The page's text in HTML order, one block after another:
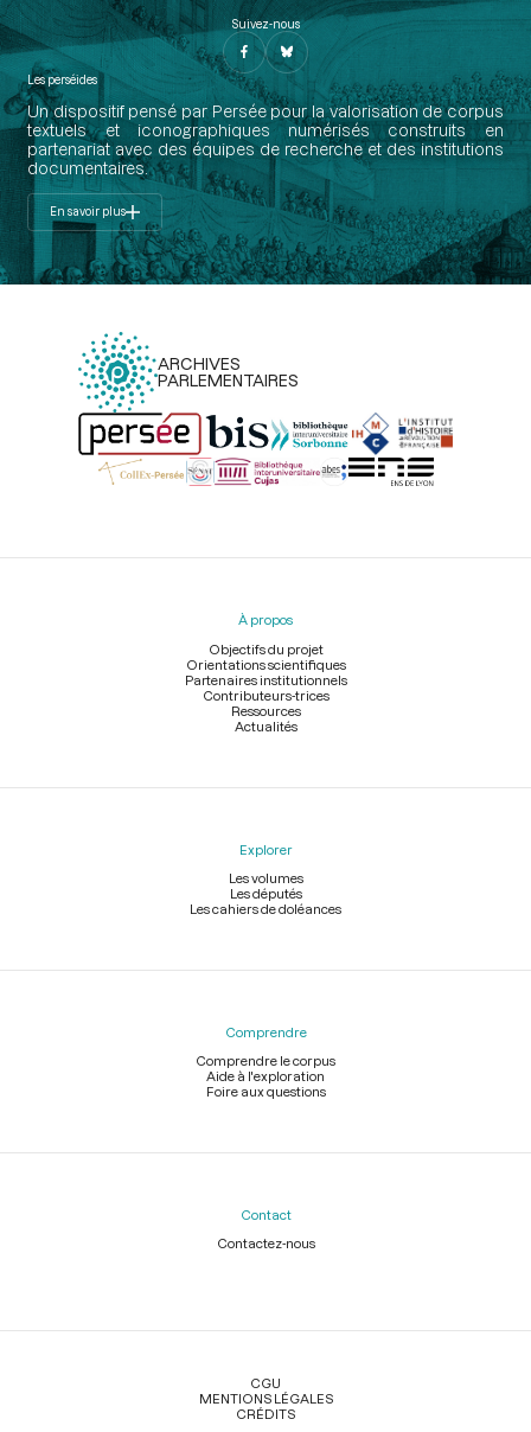
Suivez-nous
Les perséides
Un dispositif pensé par Persée pour la valorisation de corpus
textuels et iconographiques numérisés construits en
partenariat avec des équipes de recherche et des institutions
documentaires.
En savoir plus
ARCHIVES
PARLEMENTAIRES
Menu
À propos
Objectifs du projet
Orientations scientifiques
Partenaires institutionnels
Contributeurs-trices
Ressources
Actualités
Explorer
Les volumes
Les députés
Les cahiers de doléances
Comprendre
Comprendre le corpus
Aide à l'exploration
Foire aux questions
Contact
Contactez-nous
Légal
CGU
MENTIONS LÉGALES
CRÉDITS